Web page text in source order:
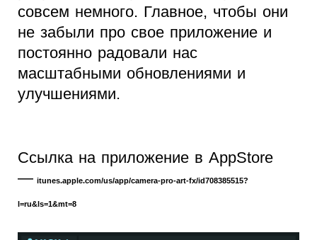
совсем немного. Главное, чтобы они
не забыли про свое приложение и
постоянно радовали нас
масштабными обновлениями и
улучшениями.
Ссылка на приложение в AppStore
— itunes.apple.com/us/app/camera-pro-art-fx/id708385515?
l=ru&ls=1&mt=8